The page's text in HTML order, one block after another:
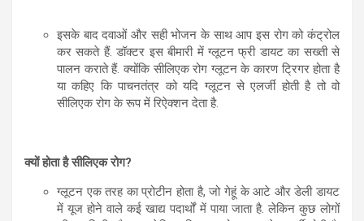
इसके बाद दवाओं और सही भोजन के साथ आप इस रोग को कंट्रोल
कर सकते हैं. डॉक्टर इस बीमारी में ग्लूटन फ्री डायट का सख्ती से
पालन कराते हैं. क्योंकि सीलिएक रोग ग्लूटन के कारण ट्रिगर होता है
या कहिए कि पाचनतंत्र को यदि ग्लूटन से एलर्जी होती है तो वो
सीलिएक रोग के रूप में रिऐक्शन देता है.
क्यों होता है सीलिएक रोग?
ग्लूटन एक तरह का प्रोटीन होता है, जो गेहूं के आटे और डेली डायट
में यूज होने वाले कई खाद्य पदार्थों में पाया जाता है. लेकिन कुछ लोगों